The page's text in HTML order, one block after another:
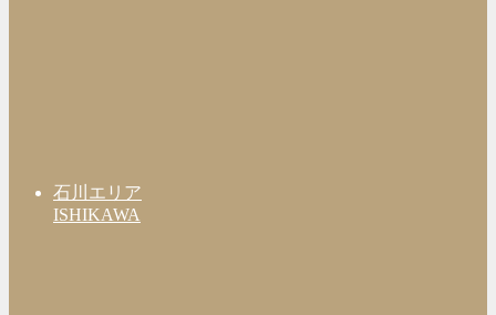
石川エリア
ISHIKAWA